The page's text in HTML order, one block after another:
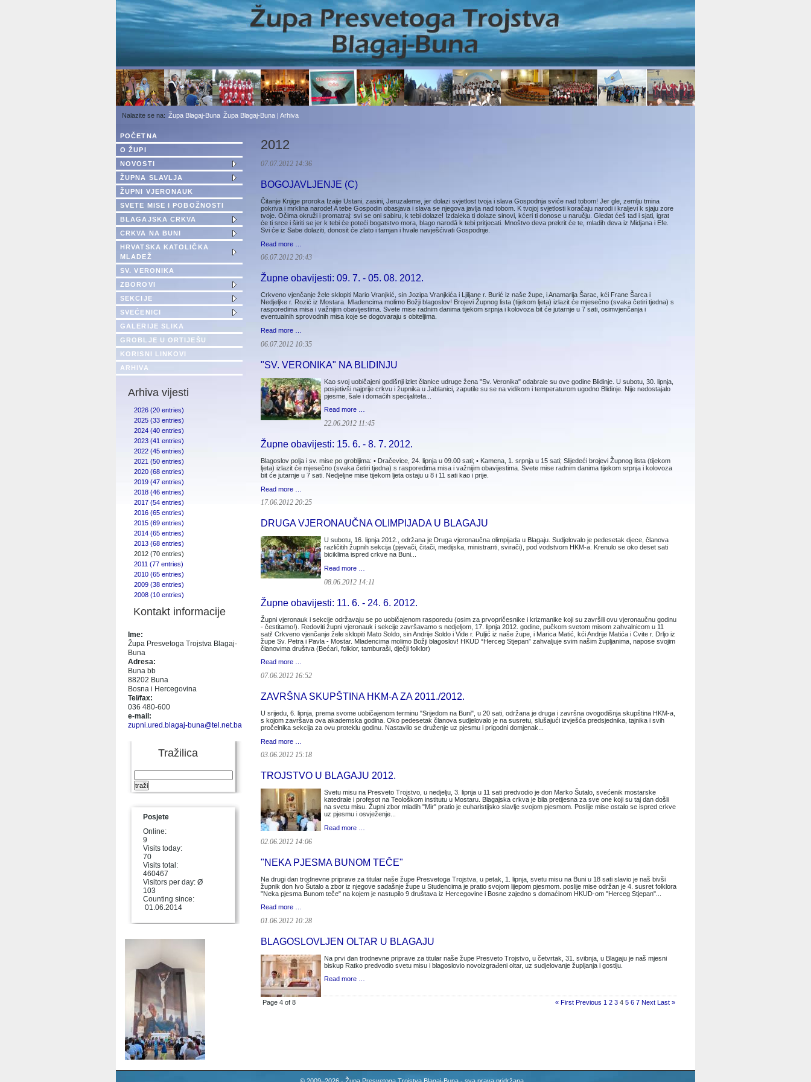
Župa Blagaj-Buna Župa Blagaj-Buna | Arhiva
2012
07.07.2012 14:36
BOGOJAVLJENJE (C)
Čitanje Knjige proroka Izaije Ustani, zasini, Jeruzaleme, jer dolazi svjetlost tvoja i slava Gospodnja sviće nad tobom! Jer gle, zemlju tmina
pokriva i mrklina narode! A tebe Gospodin obasjava i slava se njegova javlja nad tobom. K tvojoj svjetlosti koračaju narodi i kraljevi k sjaju zore
tvoje. Očima okruži i promatraj: svi se oni sabiru, k tebi dolaze! Izdaleka ti dolaze sinovi, kćeri ti donose u naručju. Gledat ćeš tad i sjati, igrat
će ti srce i širiti se jer k tebi će poteći bogatstvo mora, blago narodā k tebi pritjecati. Mnoštvo deva prekrit će te, mladih deva iz Midjana i Efe.
Svi će iz Sabe dolaziti, donosit će zlato i tamjan i hvale navješćivati Gospodnje.
Read more …
06.07.2012 20:43
Župne obavijesti: 09. 7. - 05. 08. 2012.
Crkveno vjenčanje žele sklopiti Mario Vranjkić, sin Jozipa Vranjkića i Ljiljane r. Burić iz naše župe, i Anamarija Šarac, kći Frane Šarca i
Nedjeljke r. Rozić iz Mostara. Mladencima molimo Božji blagoslov! Brojevi Župnog lista (tijekom ljeta) izlazit će mjesečno (svaka četiri tjedna) s
rasporedima misa i važnijim obavijestima. Svete mise radnim danima tijekom srpnja i kolovoza bit će jutarnje u 7 sati, osimvjenčanja i
eventualnih sprovodnih misa koje se dogovaraju s obiteljima.
Read more …
06.07.2012 10:35
"SV. VERONIKA" NA BLIDINJU
Kao svoj uobičajeni godišnji izlet članice udruge žena "Sv. Veronika" odabrale su ove godine Blidinje. U subotu, 30. lipnja,
posjetivši najprije crkvu i župnika u Jablanici, zaputile su se na vidikom i temperaturom ugodno Blidinje. Nije nedostajalo
pjesme, šale i domaćih specijaliteta...
Read more …
22.06.2012 11:45
Župne obavijesti: 15. 6. - 8. 7. 2012.
Blagoslov polja i sv. mise po grobljima: • Dračevice, 24. lipnja u 09.00 sati; • Kamena, 1. srpnja u 15 sati; Slijedeći brojevi Župnog lista (tijekom
ljeta) izlazit će mjesečno (svaka četiri tjedna) s rasporedima misa i važnijim obavijestima. Svete mise radnim danima tijekom srpnja i kolovoza
bit će jutarnje u 7 sati. Nedjeljne mise tijekom ljeta ostaju u 8 i 11 sati kao i prije.
Read more …
17.06.2012 20:25
DRUGA VJERONAUČNA OLIMPIJADA U BLAGAJU
U subotu, 16. lipnja 2012., održana je Druga vjeronaučna olimpijada u Blagaju. Sudjelovalo je pedesetak djece, članova
različitih župnih sekcija (pjevači, čitači, medijska, ministranti, svirači), pod vodstvom HKM-a. Krenulo se oko deset sati
biciklima ispred crkve na Buni...
Read more …
08.06.2012 14:11
Župne obavijesti: 11. 6. - 24. 6. 2012.
Župni vjeronauk i sekcije održavaju se po uobičajenom rasporedu (osim za prvopričesnike i krizmanike koji su završili ovu vjeronaučnu godinu
- čestitamo!). Redoviti župni vjeronauk i sekcije završavamo s nedjeljom, 17. lipnja 2012. godine, pučkom svetom misom zahvalnicom u 11
sati! Crkveno vjenčanje žele sklopiti Mato Soldo, sin Andrije Soldo i Vide r. Puljić iz naše župe, i Marica Matić, kći Andrije Matića i Cvite r. Drljo iz
župe Sv. Petra i Pavla - Mostar. Mladencima molimo Božji blagoslov! HKUD “Herceg Stjepan” zahvaljuje svim našim župljanima, napose svojim
članovima društva (Bećari, folklor, tamburaši, dječji folklor)
Read more …
07.06.2012 16:52
ZAVRŠNA SKUPŠTINA HKM-A ZA 2011./2012.
U srijedu, 6. lipnja, prema svome uobičajenom terminu "Srijedom na Buni", u 20 sati, održana je druga i završna ovogodišnja skupština HKM-a,
s kojom završava ova akademska godina. Oko pedesetak članova sudjelovalo je na susretu, slušajući izvješća predsjednika, tajnika i svih
pročelnika sekcija za ovu proteklu godinu. Nastavilo se druženje uz pjesmu i prigodni domjenak...
Read more …
03.06.2012 15:18
TROJSTVO U BLAGAJU 2012.
Svetu misu na Presveto Trojstvo, u nedjelju, 3. lipnja u 11 sati predvodio je don Marko Šutalo, svećenik mostarske
katedrale i profesot na Teološkom institutu u Mostaru. Blagajska crkva je bila pretijesna za sve one koji su taj dan došli
na svetu misu. Župni zbor mladih "Mir" pratio je euharistijsko slavlje svojom pjesmom. Poslije mise ostalo se ispred crkve
uz pjesmu i osvježenje...
Read more …
02.06.2012 14:06
"NEKA PJESMA BUNOM TEČE"
Na drugi dan trodnevne priprave za titular naše župe Presvetoga Trojstva, u petak, 1. lipnja, svetu misu na Buni u 18 sati slavio je naš bivši
župnik don Ivo Šutalo a zbor iz njegove sadašnje župe u Studencima je pratio svojom lijepom pjesmom. poslije mise održan je 4. susret folklora
"Neka pjesma Bunom teče" na kojem je nastupilo 9 društava iz Hercegovine i Bosne zajedno s domaćinom HKUD-om "Herceg Stjepan"...
Read more …
01.06.2012 10:28
BLAGOSLOVLJEN OLTAR U BLAGAJU
Na prvi dan trodnevne priprave za titular naše župe Presveto Trojstvo, u četvrtak, 31. svibnja, u Blagaju je naš mjesni
biskup Ratko predvodio svetu misu i blagoslovio novoizgrađeni oltar, uz sudjelovanje župljanja i gostiju.
Read more …
Page 4 of 8 « First Previous 1 2 3 4 5 6 7 Next Last »
POČETNA
O ŽUPI
NOVOSTI
ŽUPNA SLAVLJA
ŽUPNI VJERONAUK
SVETE MISE I POBOŽNOSTI
BLAGAJSKA CRKVA
CRKVA NA BUNI
HRVATSKA KATOLIČKA
MLADEŽ
SV. VERONIKA
ZBOROVI
SEKCIJE
SVEĆENICI
GALERIJE SLIKA
GROBLJE U ORTIJEŠU
KORISNI LINKOVI
ARHIVA
Arhiva vijesti
2026 (20 entries)
2025 (33 entries)
2024 (40 entries)
2023 (41 entries)
2022 (45 entries)
2021 (50 entries)
2020 (68 entries)
2019 (47 entries)
2018 (46 entries)
2017 (54 entries)
2016 (65 entries)
2015 (69 entries)
2014 (65 entries)
2013 (68 entries)
2012 (70 entries)
2011 (77 entries)
2010 (65 entries)
2009 (38 entries)
2008 (10 entries)
Kontakt informacije
Ime:
Župa Presvetoga Trojstva Blagaj-
Buna
Adresa:
Buna bb
88202 Buna
Bosna i Hercegovina
Tel/fax:
036 480-600
e-mail:
zupni.ured.blagaj-buna@tel.net.ba
Tražilica
Posjete
Online:
9
Visits today:
70
Visits total:
460467
Visitors per day: Ø
103
Counting since:
01.06.2014